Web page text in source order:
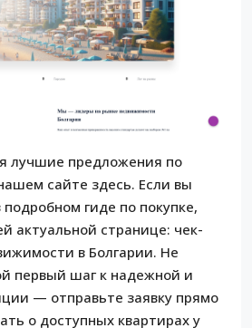
лучшие предложения по
сайте здесь. Если вы
гиде по покупке,
актуальной странице: чек-
в Болгарии. Не
первый шаг к надежной и
— отправьте заявку прямо
о доступных квартирах у